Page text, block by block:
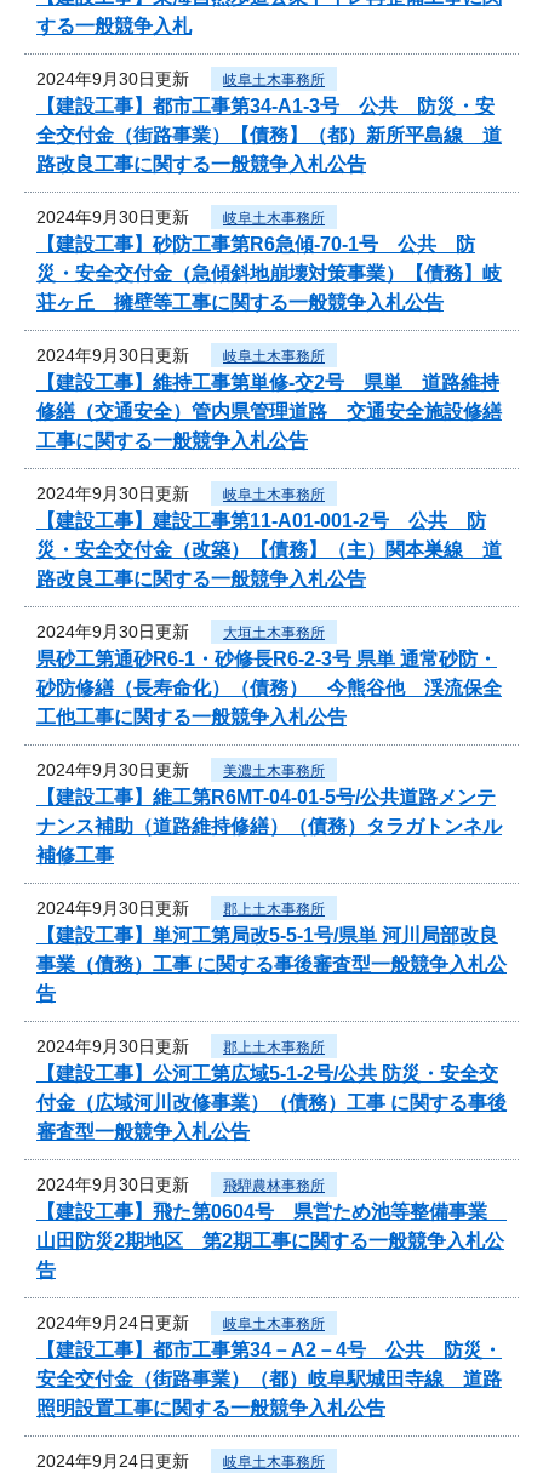
する一般競争入札
2024年9月30日更新 岐阜土木事務所
【建設工事】都市工事第34-A1-3号 公共 防災・安
全交付金（街路事業）【債務】（都）新所平島線 道
路改良工事に関する一般競争入札公告
2024年9月30日更新 岐阜土木事務所
【建設工事】砂防工事第R6急傾-70-1号 公共 防
災・安全交付金（急傾斜地崩壊対策事業）【債務】岐
荘ヶ丘 擁壁等工事に関する一般競争入札公告
2024年9月30日更新 岐阜土木事務所
【建設工事】維持工事第単修-交2号 県単 道路維持
修繕（交通安全）管内県管理道路 交通安全施設修繕
工事に関する一般競争入札公告
2024年9月30日更新 岐阜土木事務所
【建設工事】建設工事第11-A01-001-2号 公共 防
災・安全交付金（改築）【債務】（主）関本巣線 道
路改良工事に関する一般競争入札公告
2024年9月30日更新 大垣土木事務所
県砂工第通砂R6-1・砂修長R6-2-3号 県単 通常砂防・
砂防修繕（長寿命化）（債務） 今熊谷他 渓流保全
工他工事に関する一般競争入札公告
2024年9月30日更新 美濃土木事務所
【建設工事】維工第R6MT-04-01-5号/公共道路メンテ
ナンス補助（道路維持修繕）（債務）タラガトンネル
補修工事
2024年9月30日更新 郡上土木事務所
【建設工事】単河工第局改5-5-1号/県単 河川局部改良
事業（債務）工事 に関する事後審査型一般競争入札公
告
2024年9月30日更新 郡上土木事務所
【建設工事】公河工第広域5-1-2号/公共 防災・安全交
付金（広域河川改修事業）（債務）工事 に関する事後
審査型一般競争入札公告
2024年9月30日更新 飛騨農林事務所
【建設工事】飛た第0604号 県営ため池等整備事業
山田防災2期地区 第2期工事に関する一般競争入札公
告
2024年9月24日更新 岐阜土木事務所
【建設工事】都市工事第34－A2－4号 公共 防災・
安全交付金（街路事業）（都）岐阜駅城田寺線 道路
照明設置工事に関する一般競争入札公告
2024年9月24日更新 岐阜土木事務所